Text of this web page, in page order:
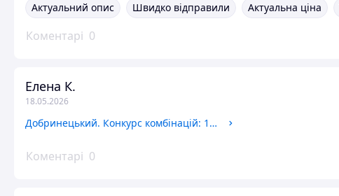
Актуальний опис
Швидко відправили Актуальна ціна
Коментарі 0
Елена К.
18.05.2026
Добринецький. Конкурс комбінацій: 1-4 ч.
Коментарі 0